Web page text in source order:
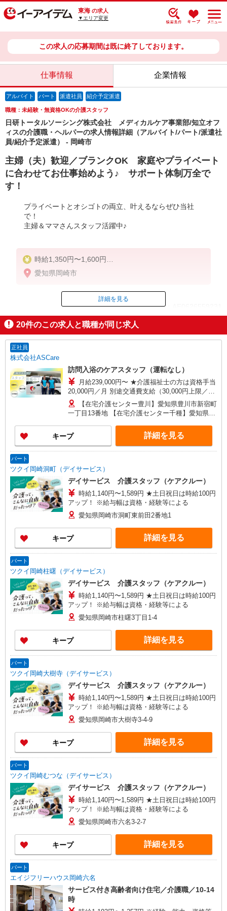
東海 の求人
▼エリア変更
この求人の応募期間は既に終了しております。
仕事情報 企業情報
アルバイト パート 派遣社員 紹介予定派遣
職種：未経験・無資格OKの介護スタッフ
日研トータルソーシング株式会社 メディカルケア事業部/知立オフ
ィスの介護職・ヘルパーの求人情報詳細（アルバイト/パート/派遣社
員/紹介予定派遣） - 岡崎市
主婦（夫）歓迎／ブランクOK 家庭やプライベート
に合わせてお仕事始めよう♪ サポート体制万全で
す！
プライベートとオシゴトの両立、叶えるならぜひ当社
で！
主婦＆ママさんスタッフ活躍中♪
時給1,350円〜1,600円
★週払いOK（規定あり）
愛知県岡崎市
ID：AE0626559231
掲載期間終了
詳細を見る
20件のこの求人と職種が同じ求人
正社員
株式会社ASCare
訪問入浴のケアスタッフ（運転なし）
月給239,000円〜 ★介護福祉士の方は資格手当
20,000円／月 別途交通費支給（30,000円上限／
月） 別途残業手当（月平均残業時間15時間）残業
代全額支給
【在宅介護センター豊川】愛知県豊川市新宿町
一丁目13番地 【在宅介護センター千種】愛知県名
池下2D 【在宅介護センター尾張旭】愛知県尾張旭
市瀬戸川町一丁目202番地 【在宅介護センター岡
崎】愛知県岡崎市羽根東町二丁目8番地3 第
ター刈谷】愛知県刈谷市東陽町三丁目68番地 東
陽町鬼頭ビル1階北側 【在宅介護センター上名古
屋】愛知県名古屋市西区上名古屋三丁目25番52
カサデナカノ1階
キープ 詳細を見る
パート
ツクイ岡崎洞町（デイサービス）
デイサービス 介護スタッフ（ケアクルー）
時給1,140円〜1,589円 ★土日祝日は時給100円
アップ！ ※給与幅は資格・経験等による
愛知県岡崎市洞町東前田2番地1
キープ 詳細を見る
パート
ツクイ岡崎柱曙（デイサービス）
デイサービス 介護スタッフ（ケアクルー）
時給1,140円〜1,589円 ★土日祝日は時給100円
アップ！ ※給与幅は資格・経験等による
愛知県岡崎市柱曙3丁目1-4
キープ 詳細を見る
パート
ツクイ岡崎大樹寺（デイサービス）
デイサービス 介護スタッフ（ケアクルー）
時給1,140円〜1,589円 ★土日祝日は時給100円
アップ！ ※給与幅は資格・経験等による
愛知県岡崎市大樹寺3-4-9
キープ 詳細を見る
パート
ツクイ岡崎むつな（デイサービス）
デイサービス 介護スタッフ（ケアクルー）
時給1,140円〜1,589円 ★土日祝日は時給100円
アップ！ ※給与幅は資格・経験等による
愛知県岡崎市六名3-2-7
キープ 詳細を見る
パート
エイジフリーハウス岡崎六名
サービス付き高齢者向け住宅／介護職／10-14
時